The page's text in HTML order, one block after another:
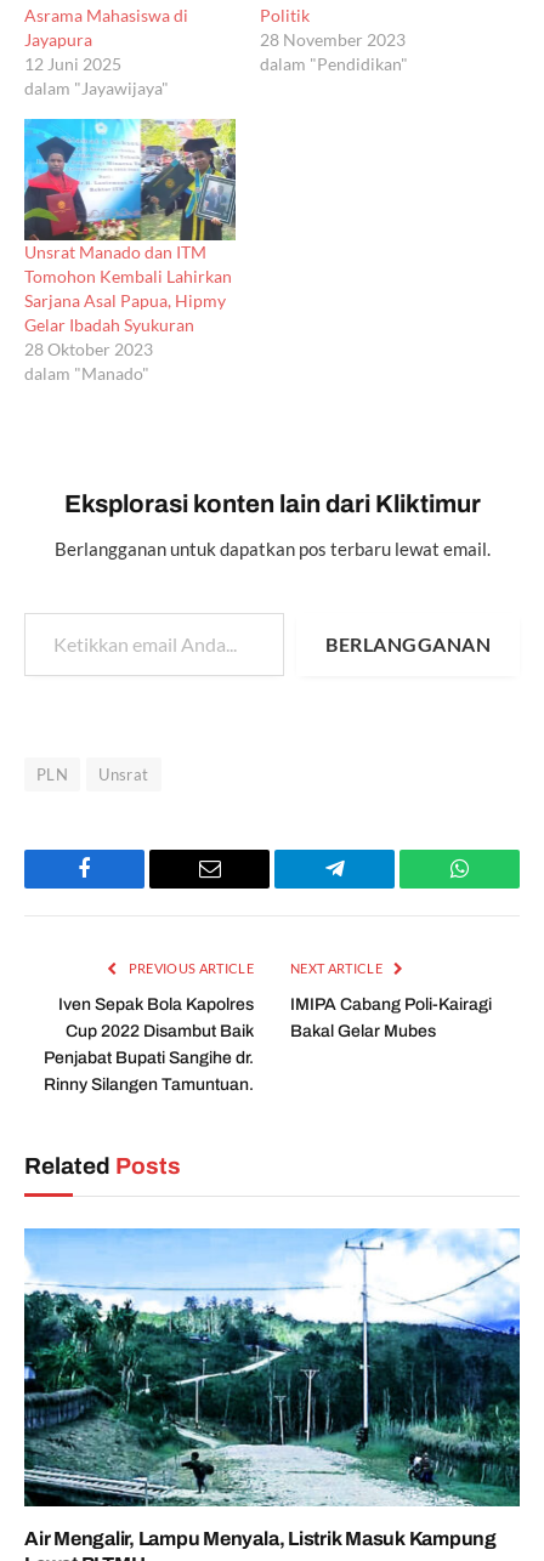
Asrama Mahasiswa di
Jayapura
12 Juni 2025
dalam "Jayawijaya"
Politik
28 November 2023
dalam "Pendidikan"
Unsrat Manado dan ITM
Tomohon Kembali Lahirkan
Sarjana Asal Papua, Hipmy
Gelar Ibadah Syukuran
28 Oktober 2023
dalam "Manado"
Eksplorasi konten lain dari Kliktimur
Berlangganan untuk dapatkan pos terbaru lewat email.
Ketikkan email Anda...
BERLANGGANAN
PLN Unsrat
Facebook Email Telegram
PREVIOUS ARTICLE
Iven Sepak Bola Kapolres
Cup 2022 Disambut Baik
Penjabat Bupati Sangihe dr.
Rinny Silangen Tamuntuan.
NEXT ARTICLE
IMIPA Cabang Poli-Kairagi
Bakal Gelar Mubes
Related Posts
Air Mengalir, Lampu Menyala, Listrik Masuk Kampung